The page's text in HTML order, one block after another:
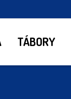
TÁBORY